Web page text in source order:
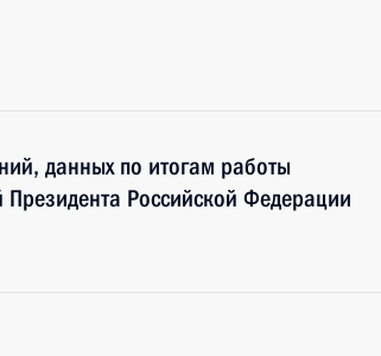
данных по итогам работы
Российской Федерации